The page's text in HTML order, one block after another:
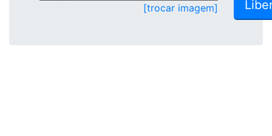
[trocar imagem]